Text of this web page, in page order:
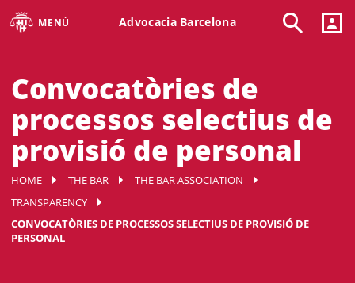
MENÚ Advocacia Barcelona
Convocatòries de
processos selectius de
provisió de personal
HOME THE BAR
THE BAR ASSOCIATION
TRANSPARENCY
CONVOCATÒRIES DE PROCESSOS SELECTIUS DE PROVISIÓ DE
PERSONAL